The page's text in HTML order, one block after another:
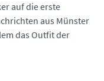
auf die erste
aus Münster
das Outfit der